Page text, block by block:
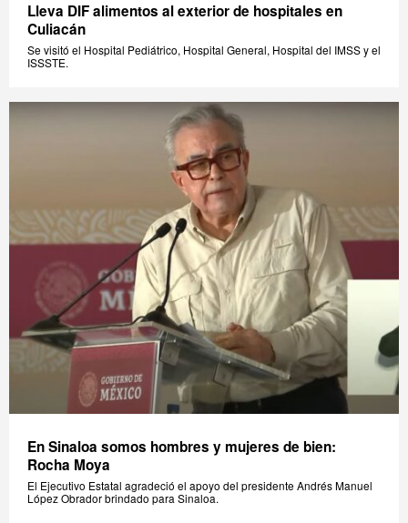
Lleva DIF alimentos al exterior de hospitales en
Culiacán
Se visitó el Hospital Pediátrico, Hospital General, Hospital del IMSS y el
ISSSTE.
En Sinaloa somos hombres y mujeres de bien:
Rocha Moya
El Ejecutivo Estatal agradeció el apoyo del presidente Andrés Manuel
López Obrador brindado para Sinaloa.